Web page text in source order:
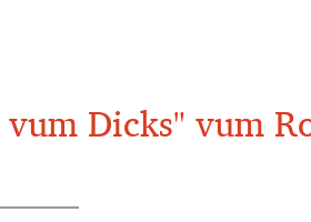
Dicks" vum